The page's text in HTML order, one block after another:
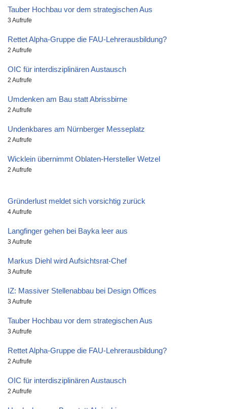
Tauber Hochbau vor dem strategischen Aus
3 Aufrufe
Rettet Alpha-Gruppe die FAU-Lehrerausbildung?
2 Aufrufe
OIC für interdisziplinären Austausch
2 Aufrufe
Umdenken am Bau statt Abrissbirne
2 Aufrufe
Undenkbares am Nürnberger Messeplatz
2 Aufrufe
Wicklein übernimmt Oblaten-Hersteller Wetzel
2 Aufrufe
Gründerlust meldet sich vorsichtig zurück
4 Aufrufe
Langfinger gehen bei Bayka leer aus
3 Aufrufe
Markus Diehl wird Aufsichtsrat-Chef
3 Aufrufe
IZ: Massiver Stellenabbau bei Design Offices
3 Aufrufe
Tauber Hochbau vor dem strategischen Aus
3 Aufrufe
Rettet Alpha-Gruppe die FAU-Lehrerausbildung?
2 Aufrufe
OIC für interdisziplinären Austausch
2 Aufrufe